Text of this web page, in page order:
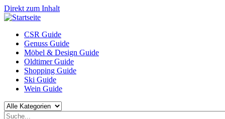
Direkt zum Inhalt
CSR Guide
Genuss Guide
Möbel & Design Guide
Oldtimer Guide
Shopping Guide
Ski Guide
Wein Guide